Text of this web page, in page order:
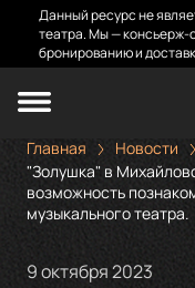
Данный ресурс не
театра. Мы — консьерж-
бронированию и
Главная
Новости
"Золушка" в
возможность
музыкального театра.
9 октября 2023